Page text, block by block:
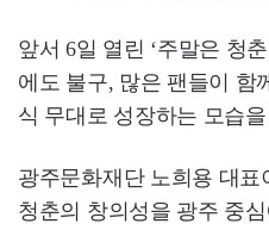
앞서 6일 열린 ‘주말은 청
에도 불구, 많은 팬들이 함
식 무대로 성장하는 모습
광주문화재단 노희용 대
청춘의 창의성을 광주 중